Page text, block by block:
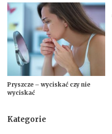
Pryszcze – wyciskać czy nie
wyciskać
Kategorie